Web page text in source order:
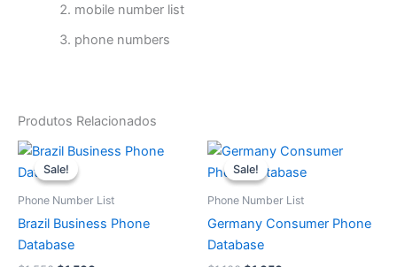
mobile number list
phone numbers
Produtos Relacionados
Sale!
Sale!
Phone Number List
Brazil Business Phone
Database
O
preço
original
$1.550.
O
$1.500.
Sale!
Sale!
Phone Number List
Germany Consumer Phone
Database
O
preço
original
$1.100.
O
atual
$1.050.